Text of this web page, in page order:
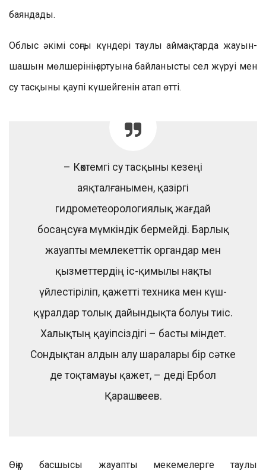
баяндады.
Облыс әкімі соңғы күндері таулы аймақтарда жауын-
шашын мөлшерінің артуына байланысты сел жүруі мен
су тасқыны қаупі күшейгенін атап өтті.
– Көктемгі су тасқыны кезеңі
аяқталғанымен, қазіргі
гидрометеорологиялық жағдай
босаңсуға мүмкіндік бермейді. Барлық
жауапты мемлекеттік органдар мен
қызметтердің іс-қимылы нақты
үйлестіріліп, қажетті техника мен күш-
құралдар толық дайындықта болуы тиіс.
Халықтың қауіпсіздігі – басты міндет.
Сондықтан алдын алу шаралары бір сәтке
де тоқтамауы қажет, – деді Ербол
Қарашөкеев.
Өңір басшысы жауапты мекемелерге таулы